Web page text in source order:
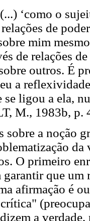
‘como o
relações de
mim
de relações
outros. É
a
se ligou a ela,
M., 1983b, p.
sobre a noção
O primeiro
garantir que
afirmação é
a